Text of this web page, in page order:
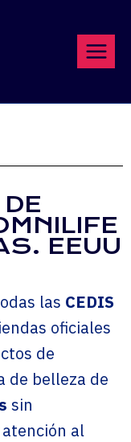
EEUU
las CEDIS
oficiales
de
de belleza de
sin
al